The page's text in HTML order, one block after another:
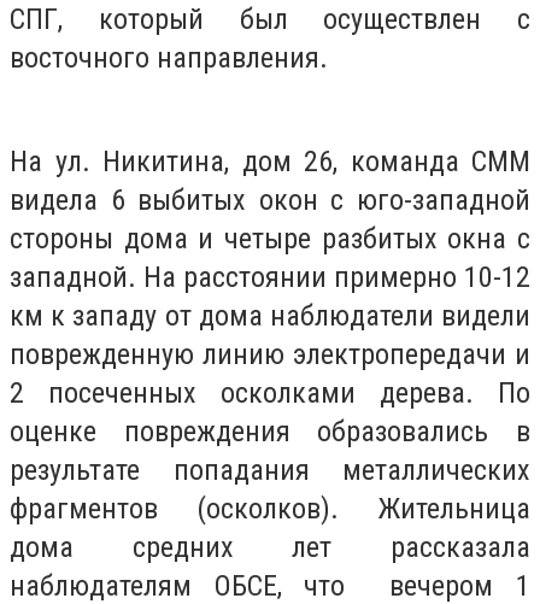
СПГ, который был осуществлен с
восточного направления.
На ул. Никитина, дом 26, команда СММ
видела 6 выбитых окон с юго-западной
стороны дома и четыре разбитых окна с
западной. На расстоянии примерно 10-12
км к западу от дома наблюдатели видели
поврежденную линию электропередачи и
2 посеченных осколками дерева. По
оценке повреждения образовались в
результате попадания металлических
фрагментов (осколков). Жительница
дома средних лет рассказала
наблюдателям ОБСЕ, что вечером 1